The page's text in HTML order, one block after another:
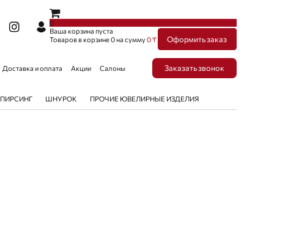
0
Ваша корзина пуста
Товаров в корзине0на сумму0 ₸ Оформить заказ
Доставка и оплата Акции Салоны Заказать звонок
ПИРСИНГ ШНУРОК ПРОЧИЕ ЮВЕЛИРНЫЕ ИЗДЕЛИЯ